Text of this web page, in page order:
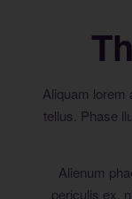
Aliquam lorem
tellus. Phase
Alienum
periculis ex,